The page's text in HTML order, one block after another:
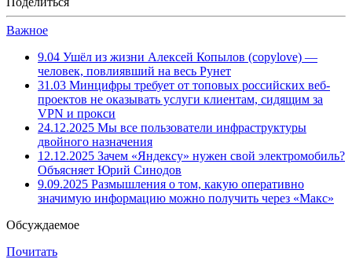
Важное
9.04 Ушёл из жизни Алексей Копылов (copylove) —
человек, повлиявший на весь Рунет
31.03 Минцифры требует от топовых российских веб-
проектов не оказывать услуги клиентам, сидящим за
VPN и прокси
24.12.2025 Мы все пользователи инфраструктуры
двойного назначения
12.12.2025 Зачем «Яндексу» нужен свой электромобиль?
Объясняет Юрий Синодов
9.09.2025 Размышления о том, какую оперативно
значимую информацию можно получить через «Макс»
Обсуждаемое
Почитать